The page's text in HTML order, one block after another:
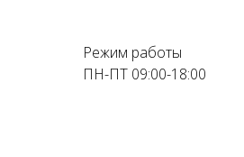
Режим работы
ПН-ПТ 09:00-18:00